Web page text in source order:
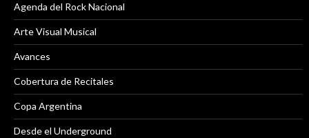
Agenda del Rock Nacional
Arte Visual Musical
Avances
Cobertura de Recitales
Copa Argentina
Desde el Underground